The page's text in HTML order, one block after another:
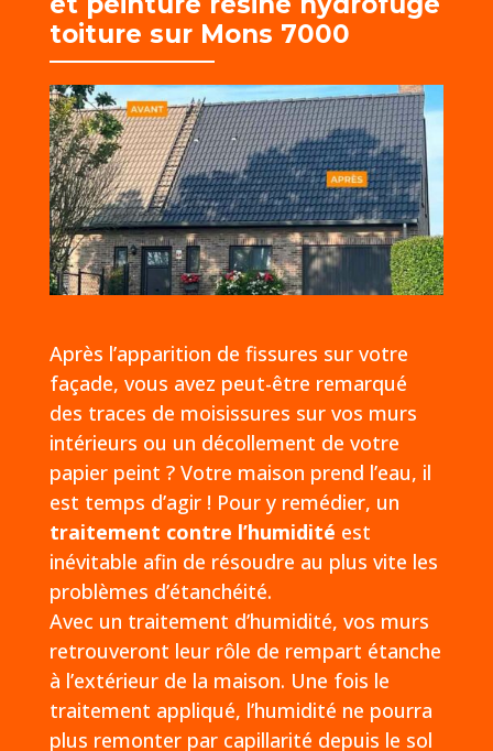
toiture sur Mons 7000
Après l’apparition de fissures sur votre
façade, vous avez peut-être remarqué
des traces de moisissures sur vos murs
intérieurs ou un décollement de votre
papier peint ? Votre maison prend l’eau, il
est temps d’agir ! Pour y remédier, un
traitement contre l’humidité est
inévitable afin de résoudre au plus vite les
problèmes d’étanchéité.
Avec un traitement d’humidité, vos murs
retrouveront leur rôle de rempart étanche
à l’extérieur de la maison. Une fois le
traitement appliqué, l’humidité ne pourra
plus remonter par capillarité depuis le sol